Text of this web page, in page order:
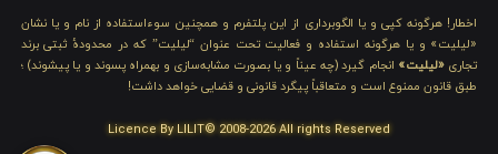
اخطار! هرگونه کپی و یا الگوبرداری از این پلتفرم و همچنین سوءاستفاده از نام و یا نشان
«لیلیت» و یا هرگونه استفاده و فعالیت تحت عنوان “لیلیت” که در محدودهٔ ثبتی برند
تجاری «لیلیت» انجام گیرد (چه عیناً و یا بصورت مشابه‌سازی و بهمراه پسوند و یا پیشوند) ؛
طبق قانون ممنوع است و متعاقباً پیگرد قانونی و قضایی خواهد داشت!
Licence By LILIT© 2008-2026 All rights Reserved